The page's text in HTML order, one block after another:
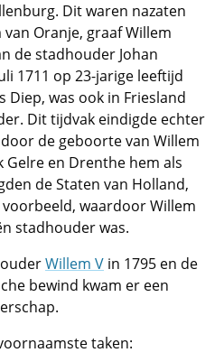
Dit waren nazaten
Oranje, graaf Willem
de stadhouder Johan
1711 op 23-jarige leeftijd
was ook in Friesland
Dit tijdvak eindigde echter
de geboorte van Willem
Gelre en Drenthe hem als
de Staten van Holland,
waardoor Willem
stadhouder was.
Willem V in 1795 en de
bewind kwam er een
taken: